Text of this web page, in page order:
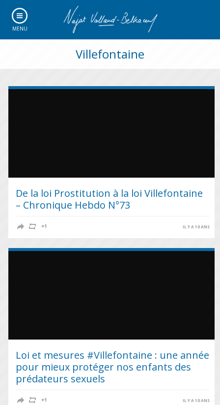
MENU
Villefontaine
De la loi Prostitution à la loi Villefontaine
– Chronique Hebdo N°73
IL Y A 10 ANS
Loi et mesures #Villefontaine : une année
pour mieux protéger nos enfants des
prédateurs sexuels
IL Y A 10 ANS